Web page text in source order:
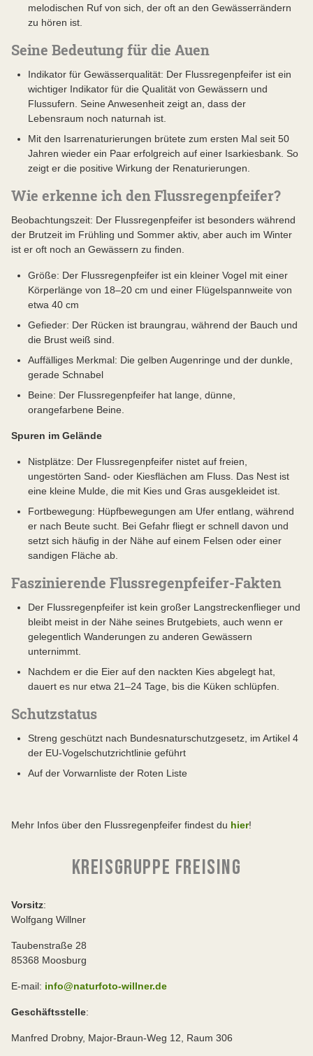
melodischen Ruf von sich, der oft an den Gewässerrändern
zu hören ist.
Seine Bedeutung für die Auen
Indikator für Gewässerqualität: Der Flussregenpfeifer ist ein
wichtiger Indikator für die Qualität von Gewässern und
Flussufern. Seine Anwesenheit zeigt an, dass der
Lebensraum noch naturnah ist.
Mit den Isarrenaturierungen brütete zum ersten Mal seit 50
Jahren wieder ein Paar erfolgreich auf einer Isarkiesbank. So
zeigt er die positive Wirkung der Renaturierungen.
Wie erkenne ich den Flussregenpfeifer?
Beobachtungszeit: Der Flussregenpfeifer ist besonders während
der Brutzeit im Frühling und Sommer aktiv, aber auch im Winter
ist er oft noch an Gewässern zu finden.
Größe: Der Flussregenpfeifer ist ein kleiner Vogel mit einer
Körperlänge von 18–20 cm und einer Flügelspannweite von
etwa 40 cm
Gefieder: Der Rücken ist braungrau, während der Bauch und
die Brust weiß sind.
Auffälliges Merkmal: Die gelben Augenringe und der dunkle,
gerade Schnabel
Beine: Der Flussregenpfeifer hat lange, dünne,
orangefarbene Beine.
Spuren im Gelände
Nistplätze: Der Flussregenpfeifer nistet auf freien,
ungestörten Sand- oder Kiesflächen am Fluss. Das Nest ist
eine kleine Mulde, die mit Kies und Gras ausgekleidet ist.
Fortbewegung: Hüpfbewegungen am Ufer entlang, während
er nach Beute sucht. Bei Gefahr fliegt er schnell davon und
setzt sich häufig in der Nähe auf einem Felsen oder einer
sandigen Fläche ab.
Faszinierende Flussregenpfeifer-Fakten
Der Flussregenpfeifer ist kein großer Langstreckenflieger und
bleibt meist in der Nähe seines Brutgebiets, auch wenn er
gelegentlich Wanderungen zu anderen Gewässern
unternimmt.
Nachdem er die Eier auf den nackten Kies abgelegt hat,
dauert es nur etwa 21–24 Tage, bis die Küken schlüpfen.
Schutzstatus
Streng geschützt nach Bundesnaturschutzgesetz, im Artikel 4
der EU-Vogelschutzrichtlinie geführt
Auf der Vorwarnliste der Roten Liste
Mehr Infos über den Flussregenpfeifer findest du hier!
KREISGRUPPE FREISING
Vorsitz:
Wolfgang Willner
Taubenstraße 28
85368 Moosburg
E-mail: info@naturfoto-willner.de
Geschäftsstelle:
Manfred Drobny, Major-Braun-Weg 12, Raum 306